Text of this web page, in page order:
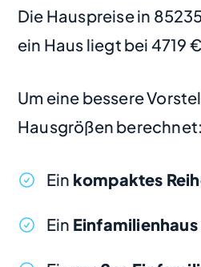
Die Hauspreise in
ein Haus liegt bei 4719
Um eine bessere
Hausgrößen berechnet:
Ein kompaktes
Ein